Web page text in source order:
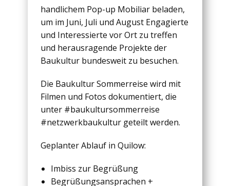
handlichem Pop-up Mobiliar beladen,
um im Juni, Juli und August Engagierte
und Interessierte vor Ort zu treffen
und herausragende Projekte der
Baukultur bundesweit zu besuchen.
Die Baukultur Sommerreise wird mit
Filmen und Fotos dokumentiert, die
unter #baukultursommerreise
#netzwerkbaukultur geteilt werden.
Geplanter Ablauf in Quilow:
Imbiss zur Begrüßung
Begrüßungsansprachen +